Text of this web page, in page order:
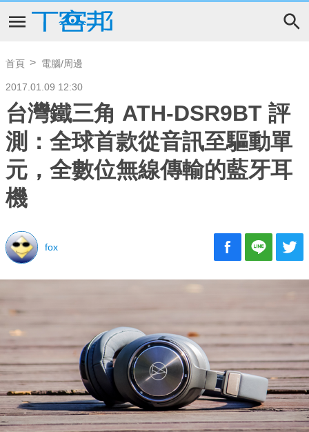
首頁 電腦/周邊
2017.01.09 12:30
台灣鐵三角 ATH-DSR9BT 評
測：全球首款從音訊至驅動單
元，全數位無線傳輸的藍牙耳
機
fox